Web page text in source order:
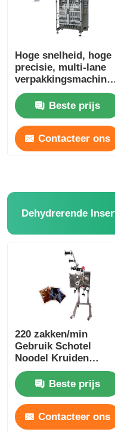
Andere automaat
Verpakkingsmateriaal
Gespesialiseerde
Hoge snelheid, hoge
precisie, multi-lane
verpakkingsmachine
voor
poedermaterialen
Beste prijs
Contacteer ons
Dehydrerende
220 zakken/min
Gebruik Schotel
Noodel Kruiden
Pakket Dispenser
Roestvrij staal
Beste prijs
Contacteer ons